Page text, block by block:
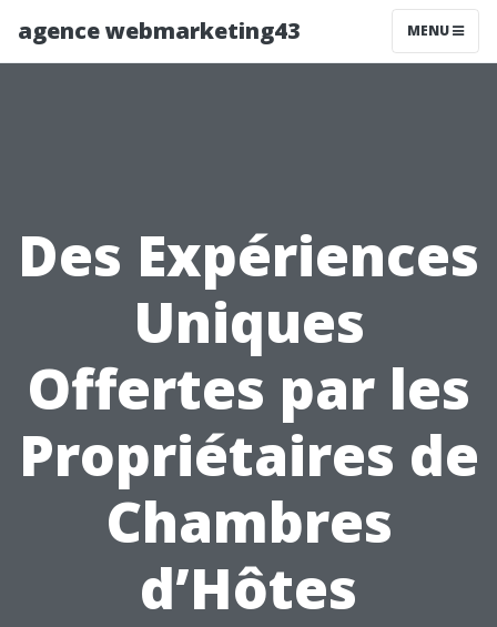
agence webmarketing43 MENU
Des Expériences
Uniques
Offertes par les
Propriétaires de
Chambres
d’Hôtes